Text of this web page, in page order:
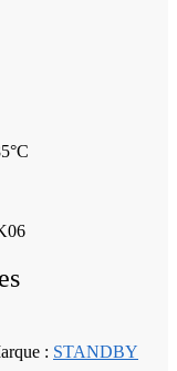
: STANDBY